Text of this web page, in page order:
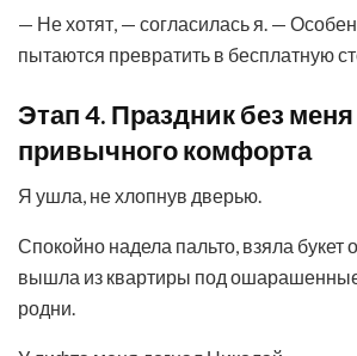
— Не хотят, — согласилась я. —
пытаются превратить в бесплатную
Этап 4. Праздник без
привычного комфорта
Я ушла, не хлопнув дверью.
Спокойно надела пальто, взяла букет
вышла из квартиры под
родни.